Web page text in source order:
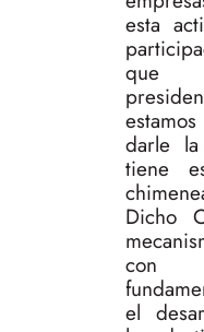
esta
que
darle
tiene
Dicho
con
el